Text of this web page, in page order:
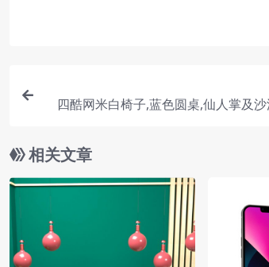
四酷网米白椅子,蓝色圆桌,仙人掌及
相关文章